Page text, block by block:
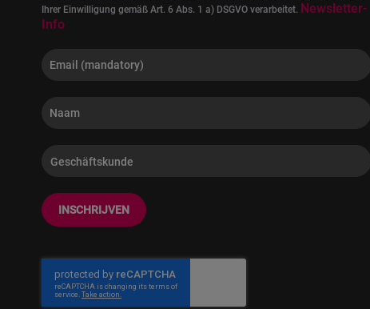
Ihrer Einwilligung gemäß Art. 6 Abs. 1 a) DSGVO verarbeitet. Newsletter-
Info
INSCHRIJVEN